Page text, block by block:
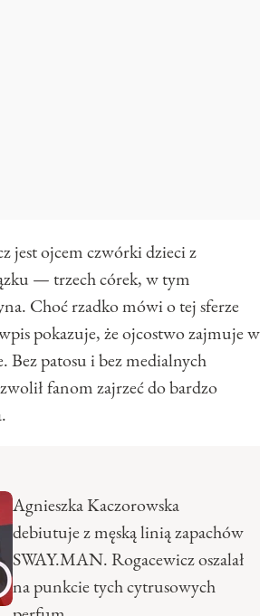
jest ojcem czwórki dzieci z
— trzech córek, w tym
Choć rzadko mówi o tej sferze
pokazuje, że ojcostwo zajmuje w
Bez patosu i bez medialnych
fanom zajrzeć do bardzo
Agnieszka Kaczorowska
debiutuje z męską linią zapachów
SWAY.MAN. Rogacewicz oszalał
na punkcie tych cytrusowych